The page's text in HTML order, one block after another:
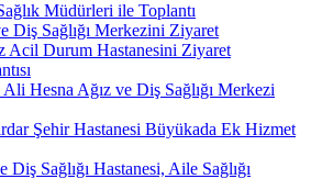
Müdürleri ile Toplantı
Diş Sağlığı Merkezini Ziyaret
Acil Durum Hastanesini Ziyaret
Hesna Ağız ve Diş Sağlığı Merkezi
Şehir Hastanesi Büyükada Ek Hizmet
Diş Sağlığı Hastanesi, Aile Sağlığı